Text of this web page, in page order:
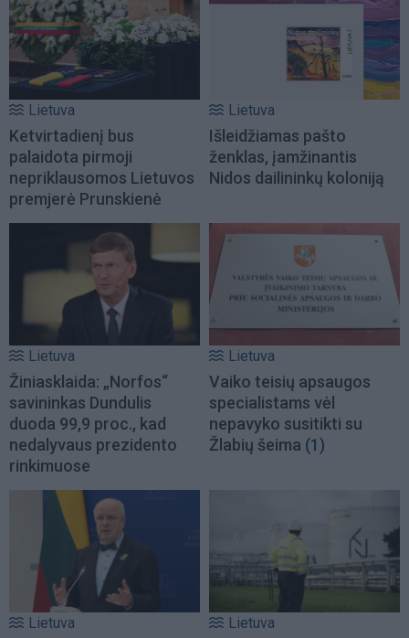
Lietuva
Ketvirtadienį bus
palaidota pirmoji
nepriklausomos Lietuvos
premjerė Prunskienė
Lietuva
Išleidžiamas pašto
ženklas, įamžinantis
Nidos dailininkų koloniją
Lietuva
Žiniasklaida: „Norfos“
savininkas Dundulis
duoda 99,9 proc., kad
nedalyvaus prezidento
rinkimuose
Lietuva
Vaiko teisių apsaugos
specialistams vėl
nepavyko susitikti su
Žlabių šeima (1)
Lietuva Lietuva